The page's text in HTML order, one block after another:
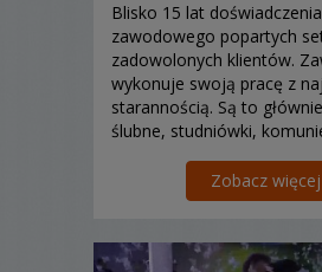
Blisko 15 lat doświadczenia
zawodowego popartych
zadowolonych klientów.
wykonuje swoją pracę z
starannością. Są to
ślubne, studniówki,
sprzęcie pozwalającym
obraz w technologii 4K.
Zobacz więcej